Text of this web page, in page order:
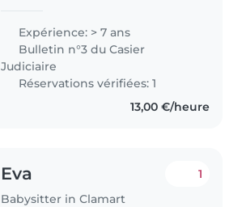
l'épanouissement des enfants.
J'ai eu l'occasion de garder des
enfants de différents âges et
j'aime..
Expérience: > 7 ans
Bulletin n°3 du Casier
Judiciaire
Réservations vérifiées: 1
13,00 €/heure
Eva
Babysitter in Clamart
1